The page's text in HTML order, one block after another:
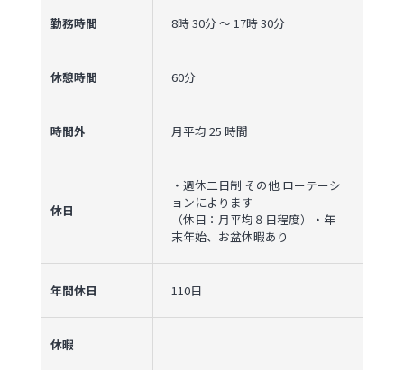
勤務時間 8時 30分 〜 17時 30分
休憩時間 60分
時間外 月平均 25 時間
休日
・週休二日制 その他 ローテーシ
ョンによります
（休日：月平均８日程度）・年
末年始、お盆休暇あり
年間休日 110日
休暇